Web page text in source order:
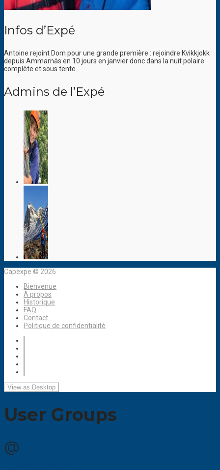
Infos d’Expé
Antoine rejoint Dom pour une grande première : rejoindre Kvikkjokk
depuis Ammarnäs en 10 jours en janvier donc dans la nuit polaire
complète et sous tente.
Admins de l’Expé
Capexpe © 2026
Bienvenue
A propos
Historique
FAQ
Contact
Politique de confidentialité
User Groups
@